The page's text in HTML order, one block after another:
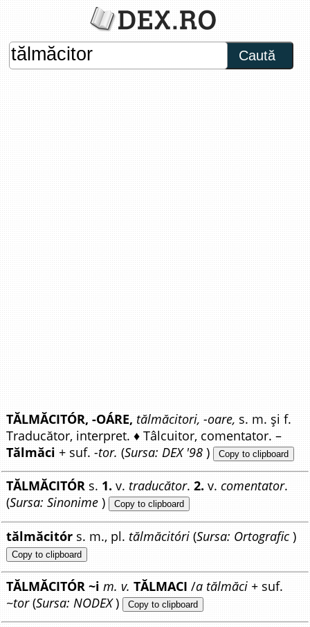
Caută
TĂLMĂCITÓR, -OÁRE, tălmăcitori, -oare, s. m. și f.
Traducător, interpret. ♦ Tâlcuitor, comentator. –
Tălmăci + suf.-tor. (Sursa: DEX '98 ) Copy to clipboard
TĂLMĂCITÓR s. 1. v. traducător.2. v.comentator.
(Sursa: Sinonime ) Copy to clipboard
tălmăcitór s. m., pl.tălmăcitóri (Sursa: Ortografic )
Copy to clipboard
TĂLMĂCITÓR ~i m. v.TĂLMACI /a tălmăci + suf.
~tor(Sursa: NODEX) Copy to clipboard